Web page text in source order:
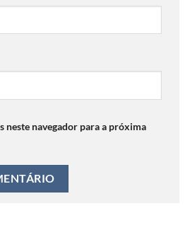
neste navegador para a próxima